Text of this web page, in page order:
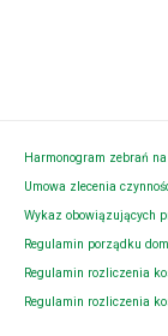
Harmonogram zebrań
Umowa zlecenia
Wykaz obowiązujących
Regulamin porządku
Regulamin rozliczenia
Regulamin rozliczenia